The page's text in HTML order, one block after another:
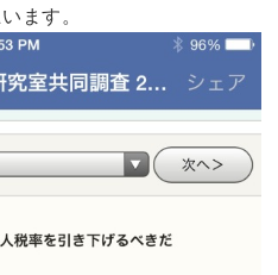
ます。